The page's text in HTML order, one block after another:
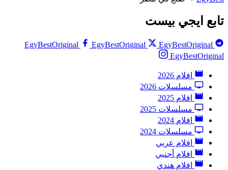
تابع ايجي بيست
EgyBestOriginal EgyBestOriginal
EgyBestOriginal
EgyBestOriginal
افلام 2026
مسلسلات 2026
افلام 2025
مسلسلات 2025
افلام 2024
مسلسلات 2024
افلام عربي
افلام أجنبي
افلام هندي